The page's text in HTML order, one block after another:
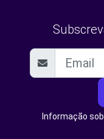
Informação